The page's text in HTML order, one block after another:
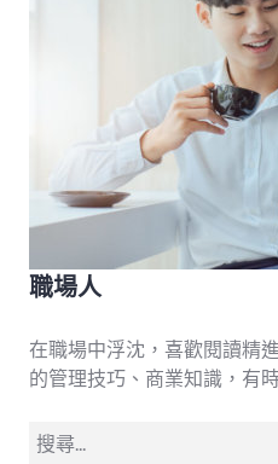
職場人
在職場中浮沈，喜歡閱讀精
的管理技巧、商業知識，有
搜